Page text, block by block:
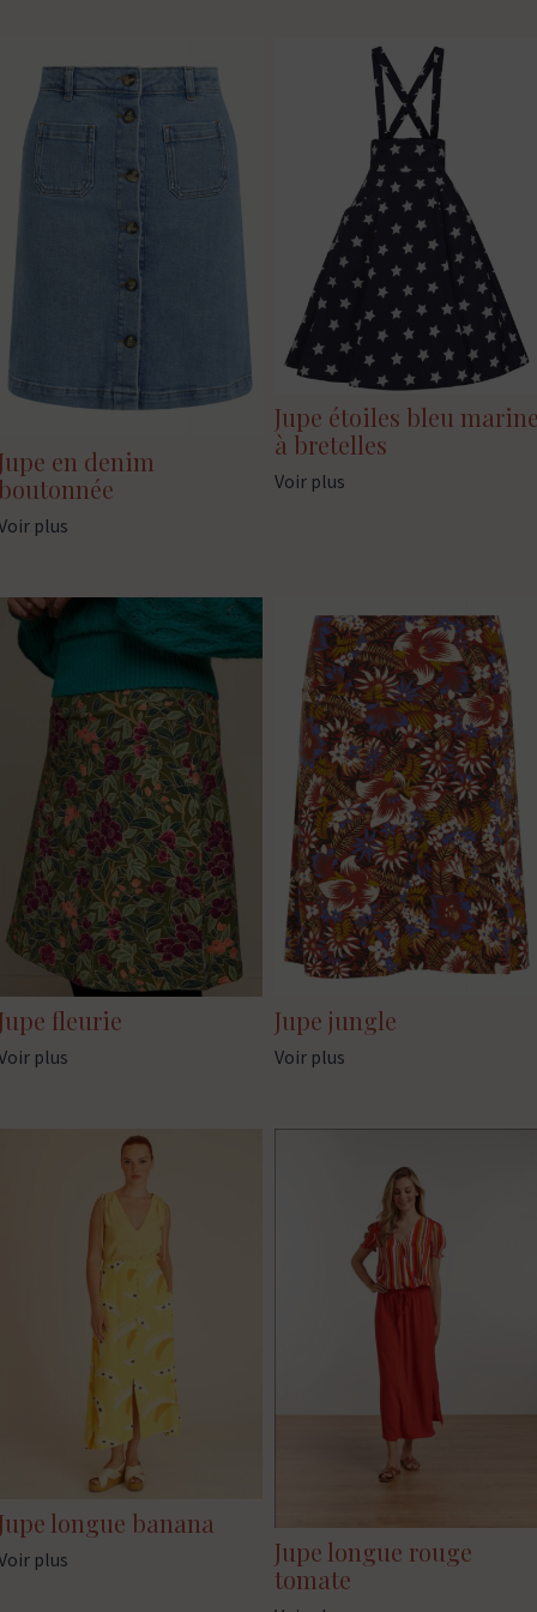
en denim
plus
Jupe étoiles bleu
à bretelles
Voir plus
fleurie
plus
Jupe jungle
Voir plus
longue banana
plus
Jupe longue rouge
tomate